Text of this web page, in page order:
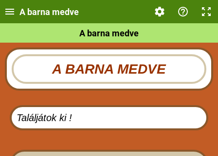
A barna medve
A barna medve
A BARNA MEDVE
Találjátok ki !